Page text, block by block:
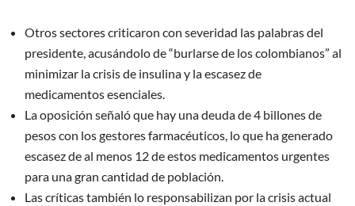
Otros sectores criticaron con severidad las palabras del
presidente, acusándolo de “burlarse de los colombianos” al
minimizar la crisis de insulina y la escasez de
medicamentos esenciales.
La oposición señaló que hay una deuda de 4 billones de
pesos con los gestores farmacéuticos, lo que ha generado
escasez de al menos 12 de estos medicamentos urgentes
para una gran cantidad de población.
Las críticas también lo responsabilizan por la crisis actual